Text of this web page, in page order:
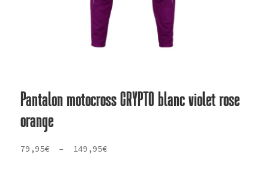
Pantalon motocross CRYPTO blanc violet rose
orange
79,95€ – 149,95€Plage